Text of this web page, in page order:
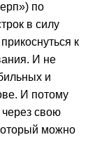
по
в силу
к
И не
и
И потому
через свою
можно